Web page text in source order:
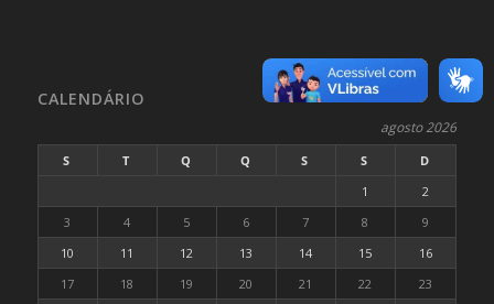
CALENDÁRIO
agosto 2026
S T Q Q S S D
1
2
3
4 5 6 7 8
9
10
11 12 13 14 15
16
17
18 19 20 21 22
23